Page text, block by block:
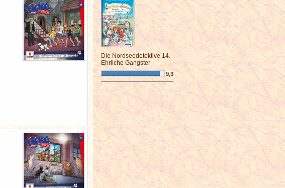
Die Nordseedetektive 14.
Ehrliche Gangster
9,3
¯¯¯¯¯¯¯¯¯¯¯¯¯¯¯¯¯¯¯¯¯¯¯¯